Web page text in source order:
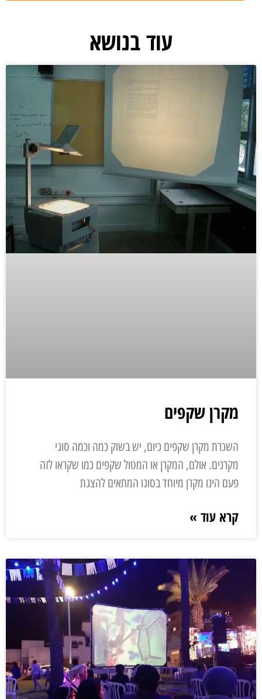
עוד בנושא
מקרן שקפים
השכרת מקרן שקפים כיום, יש בשוק כמה וכמה סוגי
מקרנים. אולם, המקרן או המטול שקפים כמו שקראו לזה
פעם הינו מקרן מיוחד בסוגו המתאים להצגת
קרא עוד »